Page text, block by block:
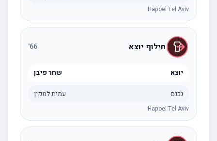
Hapoel Tel Aviv
חילוף יוצא 66
'
יוצא שחר פיבן
נכנס עמית למקין
Hapoel Tel Aviv